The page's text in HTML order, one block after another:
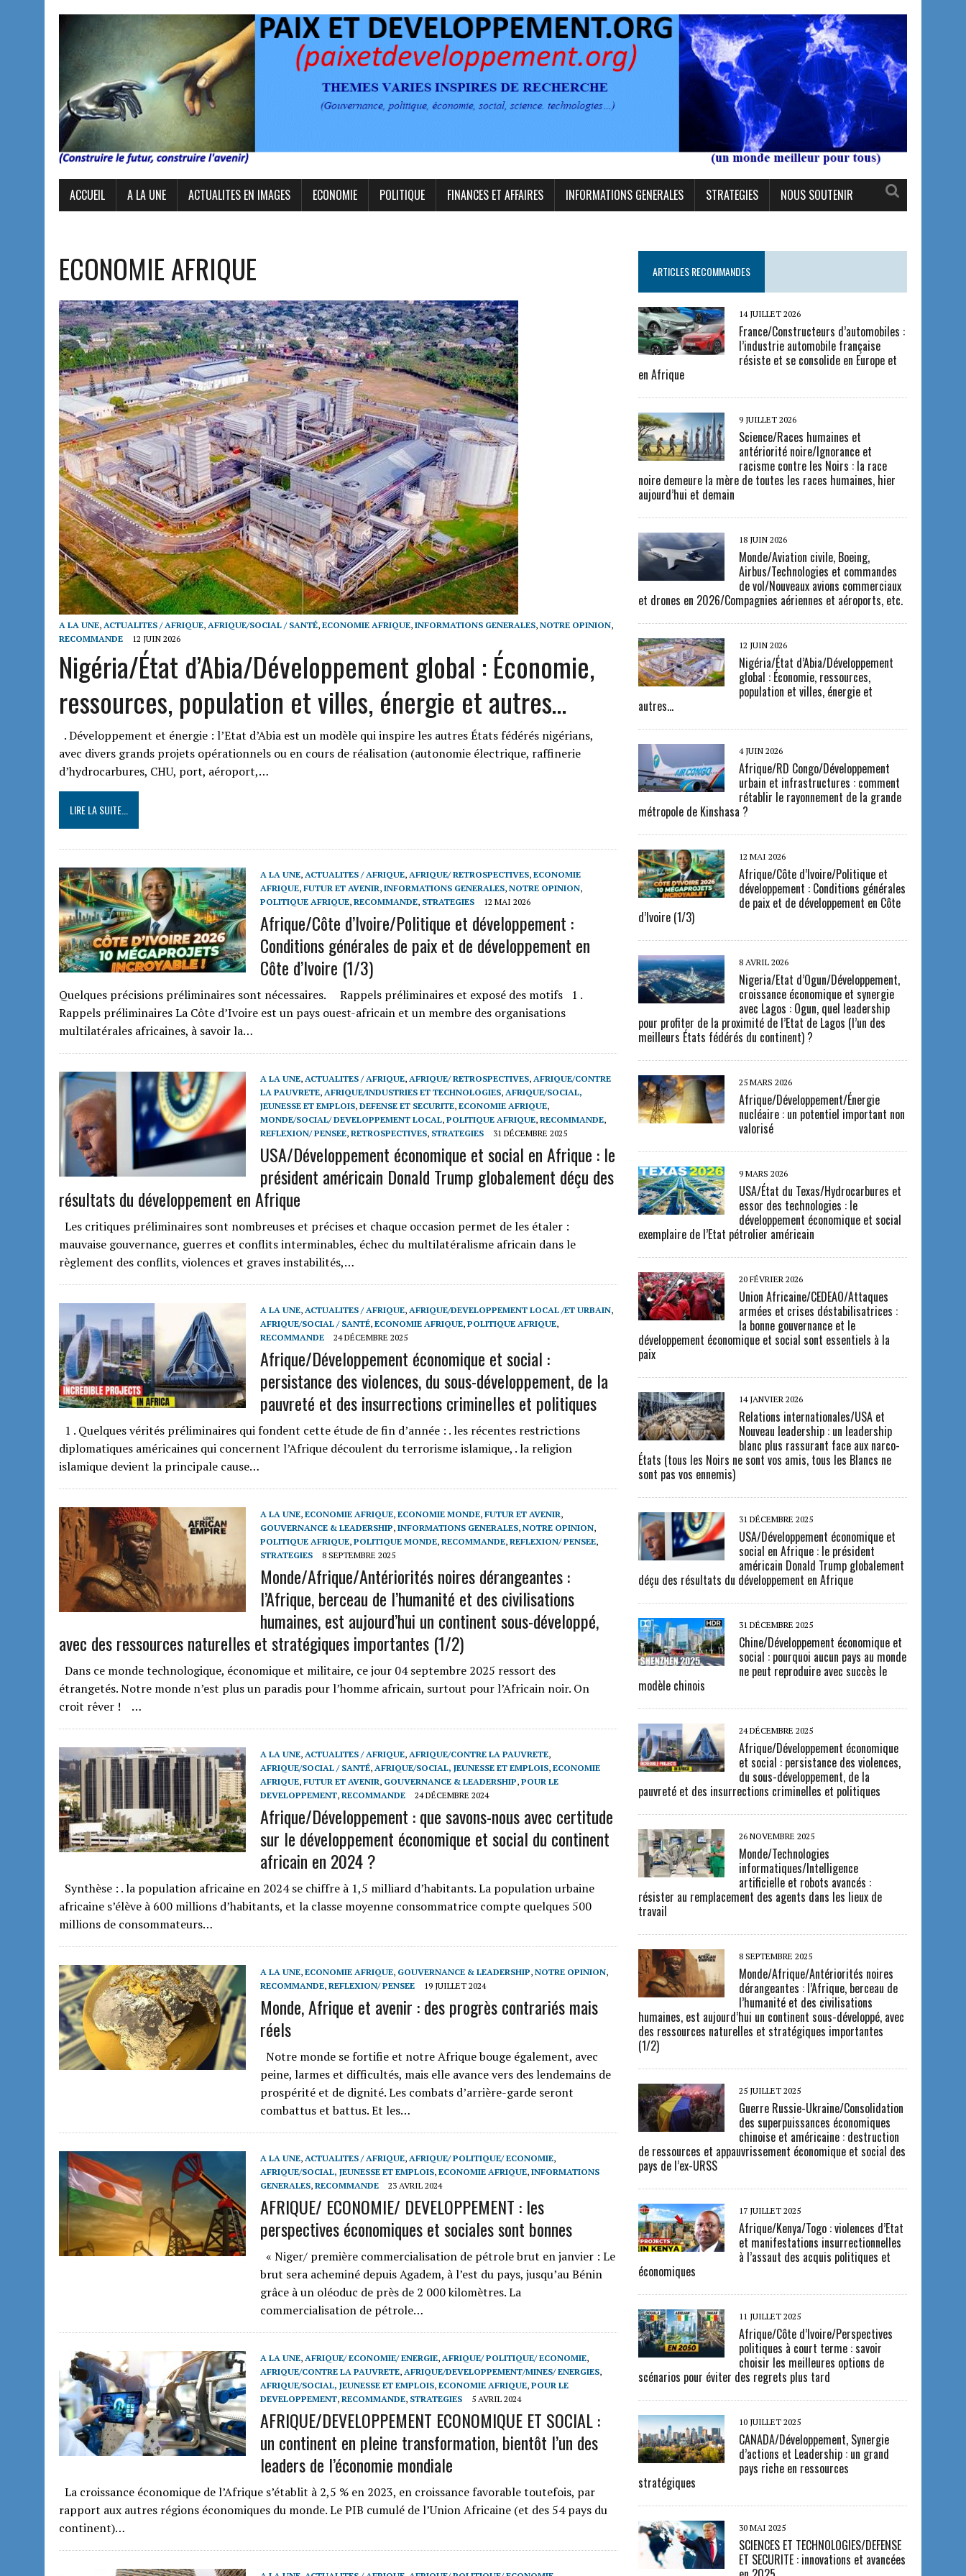
ACCUEIL A LA UNE ACTUALITES EN IMAGES ECONOMIE POLITIQUE FINANCES ET AFFAIRES INFORMATIONS GENERALES STRATEGIES NOUS SOUTENIR
ECONOMIE AFRIQUE
A LA UNE, ACTUALITES / AFRIQUE, AFRIQUE/SOCIAL / SANTÉ, ECONOMIE AFRIQUE, INFORMATIONS GENERALES, NOTRE OPINION,
RECOMMANDE
12 JUIN 2026
Nigéria/État d’Abia/Développement global : Économie,
ressources, population et villes, énergie et autres…
. Développement et énergie : l’Etat d’Abia est un modèle qui inspire les autres États fédérés nigérians,
avec divers grands projets opérationnels ou en cours de réalisation (autonomie électrique, raffinerie
d’hydrocarbures, CHU, port, aéroport,…
LIRE LA SUITE...
A LA UNE, ACTUALITES / AFRIQUE, AFRIQUE/ RETROSPECTIVES, ECONOMIE
AFRIQUE, FUTUR ET AVENIR, INFORMATIONS GENERALES, NOTRE OPINION,
POLITIQUE AFRIQUE, RECOMMANDE, STRATEGIES 12 MAI 2026
Afrique/Côte d’Ivoire/Politique et développement :
Conditions générales de paix et de développement en
Côte d’Ivoire (1/3)
Quelques précisions préliminaires sont nécessaires. Rappels préliminaires et exposé des motifs 1 .
Rappels préliminaires La Côte d’Ivoire est un pays ouest-africain et un membre des organisations
multilatérales africaines, à savoir la…
A LA UNE, ACTUALITES / AFRIQUE, AFRIQUE/ RETROSPECTIVES, AFRIQUE/CONTRE
LA PAUVRETE, AFRIQUE/INDUSTRIES ET TECHNOLOGIES, AFRIQUE/SOCIAL,
JEUNESSE ET EMPLOIS, DEFENSE ET SECURITE, ECONOMIE AFRIQUE,
MONDE/SOCIAL/ DEVELOPPEMENT LOCAL, POLITIQUE AFRIQUE, RECOMMANDE,
REFLEXION/ PENSEE, RETROSPECTIVES, STRATEGIES 31 DÉCEMBRE 2025
USA/Développement économique et social en Afrique : le
président américain Donald Trump globalement déçu des
résultats du développement en Afrique
Les critiques préliminaires sont nombreuses et précises et chaque occasion permet de les étaler :
mauvaise gouvernance, guerres et conflits interminables, échec du multilatéralisme africain dans le
règlement des conflits, violences et graves instabilités,…
A LA UNE, ACTUALITES / AFRIQUE, AFRIQUE/DEVELOPPEMENT LOCAL /ET URBAIN,
AFRIQUE/SOCIAL / SANTÉ, ECONOMIE AFRIQUE, POLITIQUE AFRIQUE,
RECOMMANDE
24 DÉCEMBRE 2025
Afrique/Développement économique et social :
persistance des violences, du sous-développement, de la
pauvreté et des insurrections criminelles et politiques
1 . Quelques vérités préliminaires qui fondent cette étude de fin d’année : . les récentes restrictions
diplomatiques américaines qui concernent l’Afrique découlent du terrorisme islamique, . la religion
islamique devient la principale cause…
A LA UNE, ECONOMIE AFRIQUE, ECONOMIE MONDE, FUTUR ET AVENIR,
GOUVERNANCE & LEADERSHIP, INFORMATIONS GENERALES, NOTRE OPINION,
POLITIQUE AFRIQUE, POLITIQUE MONDE, RECOMMANDE, REFLEXION/ PENSEE,
STRATEGIES
8 SEPTEMBRE 2025
Monde/Afrique/Antériorités noires dérangeantes :
l’Afrique, berceau de l’humanité et des civilisations
humaines, est aujourd’hui un continent sous-développé,
avec des ressources naturelles et stratégiques importantes (1/2)
Dans ce monde technologique, économique et militaire, ce jour 04 septembre 2025 ressort des
étrangetés. Notre monde n’est plus un paradis pour l’homme africain, surtout pour l’Africain noir. On
croit rêver ! …
A LA UNE, ACTUALITES / AFRIQUE, AFRIQUE/CONTRE LA PAUVRETE,
AFRIQUE/SOCIAL / SANTÉ, AFRIQUE/SOCIAL, JEUNESSE ET EMPLOIS, ECONOMIE
AFRIQUE, FUTUR ET AVENIR, GOUVERNANCE & LEADERSHIP, POUR LE
DEVELOPPEMENT, RECOMMANDE 24 DÉCEMBRE 2024
Afrique/Développement : que savons-nous avec certitude
sur le développement économique et social du continent
africain en 2024 ?
Synthèse : . la population africaine en 2024 se chiffre à 1,5 milliard d’habitants. La population urbaine
africaine s’élève à 600 millions d’habitants, et la classe moyenne consommatrice compte quelques 500
millions de consommateurs…
A LA UNE, ECONOMIE AFRIQUE, GOUVERNANCE & LEADERSHIP, NOTRE OPINION,
RECOMMANDE, REFLEXION/ PENSEE 19 JUILLET 2024
Monde, Afrique et avenir : des progrès contrariés mais
réels
Notre monde se fortifie et notre Afrique bouge également, avec
peine, larmes et difficultés, mais elle avance vers des lendemains de
prospérité et de dignité. Les combats d’arrière-garde seront
combattus et battus. Et les…
A LA UNE, ACTUALITES / AFRIQUE, AFRIQUE/ POLITIQUE/ ECONOMIE,
AFRIQUE/SOCIAL, JEUNESSE ET EMPLOIS, ECONOMIE AFRIQUE, INFORMATIONS
GENERALES, RECOMMANDE 23 AVRIL 2024
AFRIQUE/ ECONOMIE/ DEVELOPPEMENT : les
perspectives économiques et sociales sont bonnes
« Niger/ première commercialisation de pétrole brut en janvier : Le
brut sera acheminé depuis Agadem, à l’est du pays, jusqu’au Bénin
grâce à un oléoduc de près de 2 000 kilomètres. La
commercialisation de pétrole…
A LA UNE, AFRIQUE/ ECONOMIE/ ENERGIE, AFRIQUE/ POLITIQUE/ ECONOMIE,
AFRIQUE/CONTRE LA PAUVRETE, AFRIQUE/DEVELOPPEMENT/MINES/ ENERGIES,
AFRIQUE/SOCIAL, JEUNESSE ET EMPLOIS, ECONOMIE AFRIQUE, POUR LE
DEVELOPPEMENT, RECOMMANDE, STRATEGIES 5 AVRIL 2024
AFRIQUE/DEVELOPPEMENT ECONOMIQUE ET SOCIAL :
un continent en pleine transformation, bientôt l’un des
leaders de l’économie mondiale
La croissance économique de l’Afrique s’établit à 2,5 % en 2023, en croissance favorable toutefois, par
rapport aux autres régions économiques du monde. Le PIB cumulé de l’Union Africaine (et des 54 pays du
continent)…
ARTICLES RECOMMANDES
14 JUILLET 2026
France/Constructeurs d’automobiles :
l’industrie automobile française
résiste et se consolide en Europe et
en Afrique
9 JUILLET 2026
Science/Races humaines et
antériorité noire/Ignorance et
racisme contre les Noirs : la race
noire demeure la mère de toutes les races humaines, hier
aujourd’hui et demain
18 JUIN 2026
Monde/Aviation civile, Boeing,
Airbus/Technologies et commandes
de vol/Nouveaux avions commerciaux
et drones en 2026/Compagnies aériennes et aéroports, etc.
12 JUIN 2026
Nigéria/État d’Abia/Développement
global : Économie, ressources,
population et villes, énergie et
autres…
4 JUIN 2026
Afrique/RD Congo/Développement
urbain et infrastructures : comment
rétablir le rayonnement de la grande
métropole de Kinshasa ?
12 MAI 2026
Afrique/Côte d’Ivoire/Politique et
développement : Conditions générales
de paix et de développement en Côte
d’Ivoire (1/3)
8 AVRIL 2026
Nigeria/Etat d’Ogun/Développement,
croissance économique et synergie
avec Lagos : Ogun, quel leadership
pour profiter de la proximité de l’Etat de Lagos (l’un des
meilleurs États fédérés du continent) ?
25 MARS 2026
Afrique/Développement/Énergie
nucléaire : un potentiel important non
valorisé
9 MARS 2026
USA/État du Texas/Hydrocarbures et
essor des technologies : le
développement économique et social
exemplaire de l’Etat pétrolier américain
20 FÉVRIER 2026
Union Africaine/CEDEAO/Attaques
armées et crises déstabilisatrices :
la bonne gouvernance et le
développement économique et social sont essentiels à la
paix
14 JANVIER 2026
Relations internationales/USA et
Nouveau leadership : un leadership
blanc plus rassurant face aux narco-
États (tous les Noirs ne sont vos amis, tous les Blancs ne
sont pas vos ennemis)
31 DÉCEMBRE 2025
USA/Développement économique et
social en Afrique : le président
américain Donald Trump globalement
déçu des résultats du développement en Afrique
31 DÉCEMBRE 2025
Chine/Développement économique et
social : pourquoi aucun pays au monde
ne peut reproduire avec succès le
modèle chinois
24 DÉCEMBRE 2025
Afrique/Développement économique
et social : persistance des violences,
du sous-développement, de la
pauvreté et des insurrections criminelles et politiques
26 NOVEMBRE 2025
Monde/Technologies
informatiques/Intelligence
artificielle et robots avancés :
résister au remplacement des agents dans les lieux de
travail
8 SEPTEMBRE 2025
Monde/Afrique/Antériorités noires
dérangeantes : l’Afrique, berceau de
l’humanité et des civilisations
humaines, est aujourd’hui un continent sous-développé, avec
des ressources naturelles et stratégiques importantes
(1/2)
25 JUILLET 2025
Guerre Russie-Ukraine/Consolidation
des superpuissances économiques
chinoise et américaine : destruction
de ressources et appauvrissement économique et social des
pays de l’ex-URSS
17 JUILLET 2025
Afrique/Kenya/Togo : violences d’Etat
et manifestations insurrectionnelles
à l’assaut des acquis politiques et
économiques
11 JUILLET 2025
Afrique/Côte d’Ivoire/Perspectives
politiques à court terme : savoir
choisir les meilleures options de
scénarios pour éviter des regrets plus tard
10 JUILLET 2025
CANADA/Développement, Synergie
d’actions et Leadership : un grand
pays riche en ressources
stratégiques
30 MAI 2025
SCIENCES ET TECHNOLOGIES/DEFENSE
ET SECURITE : innovations et avancées